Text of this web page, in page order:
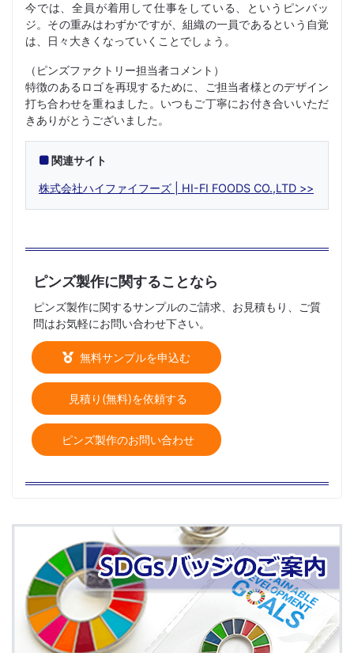
今では、全員が着用して仕事をしている、というピンバッ
ジ。その重みはわずかですが、組織の一員であるという自覚
は、日々大きくなっていくことでしょう。
（ピンズファクトリー担当者コメント）
特徴のあるロゴを再現するために、ご担当者様とのデザイン
打ち合わせを重ねました。いつもご丁寧にお付き合いいただ
きありがとうございました。
関連サイト
株式会社ハイファイフーズ | HI-FI FOODS CO.,LTD
ピンズ製作に関することなら
ピンズ製作に関するサンプルのご請求、お見積もり、ご質
問はお気軽にお問い合わせ下さい。
無料サンプルを申込む
見積り(無料)を依頼する
ピンズ製作のお問い合わせ